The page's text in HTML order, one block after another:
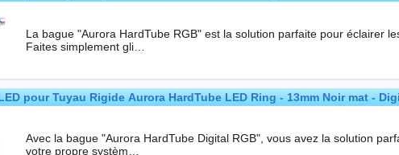
La bague "Aurora HardTube RGB" est la solution parfaite pour éclairer
Faites simplement gli…
pour Tuyau Rigide Aurora HardTube LED Ring - 13mm Noir mat -
Avec la bague "Aurora HardTube Digital RGB", vous avez la solution
votre propre systèm…